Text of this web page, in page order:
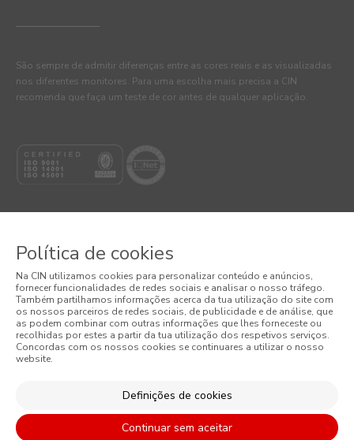
São sempre de admitir diferenças entre as cores reais e as visualizadas
nos diferentes monitores. Para uma escolha mais precisa a CIN
recomenda que faça um teste de cor antes de qualquer aplicação.
Termos e Condições
Política de Privacidade
Política de Cookies
Condições Gerais de Venda
Política de cookies
Na CIN utilizamos cookies para personalizar conteúdo e anúncios,
fornecer funcionalidades de redes sociais e analisar o nosso tráfego.
Também partilhamos informações acerca da tua utilização do site com
os nossos parceiros de redes sociais, de publicidade e de análise, que
as podem combinar com outras informações que lhes forneceste ou
recolhidas por estes a partir da tua utilização dos respetivos serviços.
Concordas com os nossos cookies se continuares a utilizar o nosso
website.
Definições de cookies
Continuar sem aceitar